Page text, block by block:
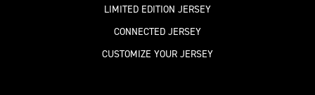
LIMITED EDITION JERSEY
CONNECTED JERSEY
CUSTOMIZE YOUR JERSEY